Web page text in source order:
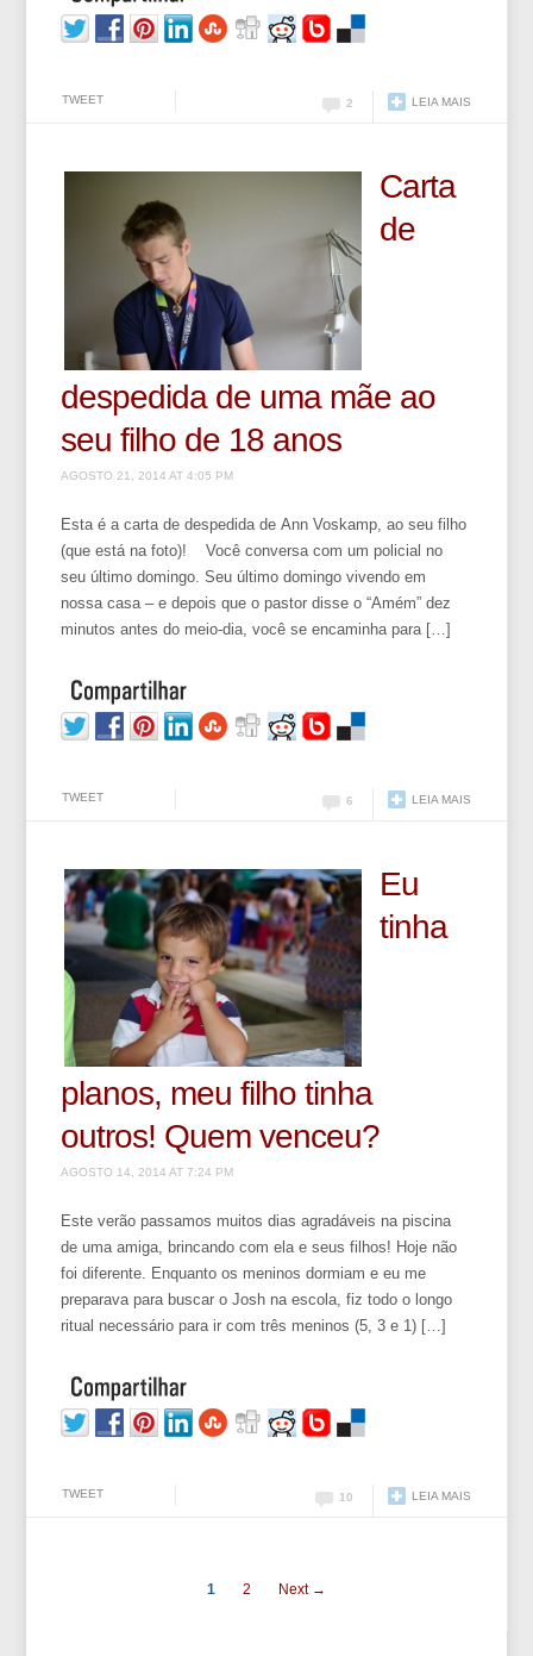
TWEET LEIA MAIS
2
Carta
de
despedida de uma mãe ao
seu filho de 18 anos
AGOSTO 21, 2014 AT 4:05 PM
Esta é a carta de despedida de Ann Voskamp, ao seu filho
(que está na foto)! Você conversa com um policial no
seu último domingo. Seu último domingo vivendo em
nossa casa – e depois que o pastor disse o “Amém” dez
minutos antes do meio-dia, você se encaminha para […]
TWEET LEIA MAIS
6
Eu
tinha
planos, meu filho tinha
outros! Quem venceu?
AGOSTO 14, 2014 AT 7:24 PM
Este verão passamos muitos dias agradáveis na piscina
de uma amiga, brincando com ela e seus filhos! Hoje não
foi diferente. Enquanto os meninos dormiam e eu me
preparava para buscar o Josh na escola, fiz todo o longo
ritual necessário para ir com três meninos (5, 3 e 1) […]
TWEET LEIA MAIS
10
1 2 Next →